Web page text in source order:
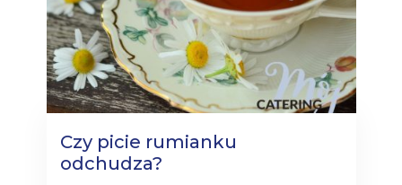
Czy picie rumianku
odchudza?